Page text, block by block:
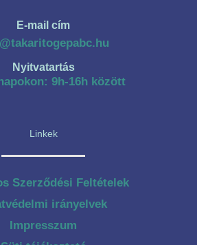
E-mail cím
Nyitvatartás
9h-16h között
Linkek
Szerződési Feltételek
irányelvek
Impresszum